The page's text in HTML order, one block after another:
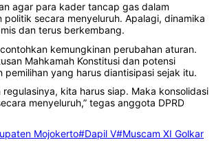
agar para kader tancap gas dalam
politik secara menyeluruh. Apalagi, dinamika
dan terus berkembang.
kemungkinan perubahan aturan.
Mahkamah Konstitusi dan potensi
pemilihan yang harus diantisipasi sejak itu.
regulasinya, kita harus siap. Maka konsolidasi
menyeluruh,” tegas anggota DPRD
Mojokerto#Dapil V#Muscam XI Golkar